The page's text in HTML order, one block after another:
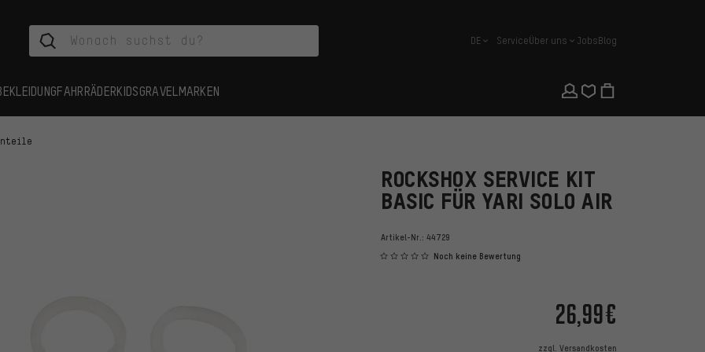
Deutsch
DE ServiceÜber uns JobsBlog
FAHRRÄDERKIDSGRAVEL MARKEN
ROCKSHOX SERVICE KIT
BASIC FÜR YARI SOLO AIR
Artikel-Nr.: 44729
Noch keine Bewertung
26,99€
zzgl. Versandkosten